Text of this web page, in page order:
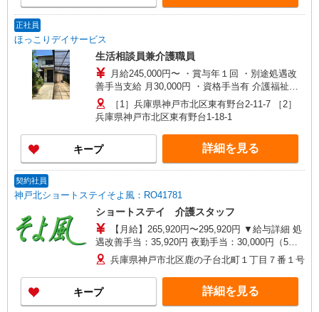
正社員
ほっこりデイサービス
生活相談員兼介護職員
月給245,000円〜 ・賞与年１回 ・別途処遇改
善手当支給 月30,000円 ・資格手当有 介護福祉士
月15,000円
［1］兵庫県神戸市北区東有野台2-11-7 ［2］
兵庫県神戸市北区東有野台1-18-1
キープ 詳細を見る
契約社員
神戸北ショートステイそよ風：RO41781
ショートステイ 介護スタッフ
【月給】265,920円〜295,920円 ▼給与詳細 処
遇改善手当：35,920円 夜勤手当：30,000円（5回
分） ※6回目以降は1回6,000円支給 ▼下記別途支
給 通勤手当 年末年始手当：380円/時 寸志あり：
年2回（6月・12月） ※業績による 特別報酬：平
均34.1万円（最高額135万円） ※2025年6月支給実
績 ※処遇改善手当は試用期間中(3ヶ月)は支給なし
兵庫県神戸市北区鹿の子台北町１丁目７番１号
キープ 詳細を見る